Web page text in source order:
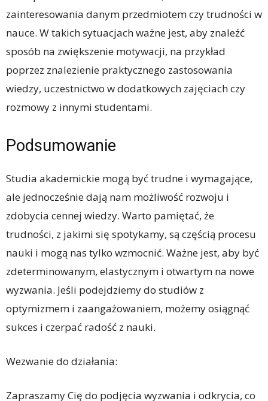
zainteresowania danym przedmiotem czy trudności w
nauce. W takich sytuacjach ważne jest, aby znaleźć
sposób na zwiększenie motywacji, na przykład
poprzez znalezienie praktycznego zastosowania
wiedzy, uczestnictwo w dodatkowych zajęciach czy
rozmowy z innymi studentami.
Podsumowanie
Studia akademickie mogą być trudne i wymagające,
ale jednocześnie dają nam możliwość rozwoju i
zdobycia cennej wiedzy. Warto pamiętać, że
trudności, z jakimi się spotykamy, są częścią procesu
nauki i mogą nas tylko wzmocnić. Ważne jest, aby być
zdeterminowanym, elastycznym i otwartym na nowe
wyzwania. Jeśli podejdziemy do studiów z
optymizmem i zaangażowaniem, możemy osiągnąć
sukces i czerpać radość z nauki.
Wezwanie do działania:
Zapraszamy Cię do podjęcia wyzwania i odkrycia, co